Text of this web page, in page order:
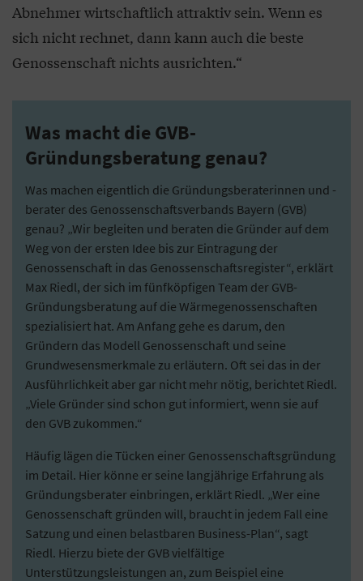
Abnehmer wirtschaftlich attraktiv sein. Wenn es
sich nicht rechnet, dann kann auch die beste
Genossenschaft nichts ausrichten.“
Was macht die GVB-
Gründungsberatung genau?
Was machen eigentlich die Gründungsberaterinnen und -
berater des Genossenschaftsverbands Bayern (GVB)
genau? „Wir begleiten und beraten die Gründer auf dem
Weg von der ersten Idee bis zur Eintragung der
Genossenschaft in das Genossenschaftsregister“, erklärt
Max Riedl, der sich im fünfköpfigen Team der GVB-
Gründungsberatung auf die Wärmegenossenschaften
spezialisiert hat. Am Anfang gehe es darum, den
Gründern das Modell Genossenschaft und seine
Grundwesensmerkmale zu erläutern. Oft sei das in der
Ausführlichkeit aber gar nicht mehr nötig, berichtet Riedl.
„Viele Gründer sind schon gut informiert, wenn sie auf
den GVB zukommen.“
Häufig lägen die Tücken einer Genossenschaftsgründung
im Detail. Hier könne er seine langjährige Erfahrung als
Gründungsberater einbringen, erklärt Riedl. „Wer eine
Genossenschaft gründen will, braucht in jedem Fall eine
Satzung und einen belastbaren Business-Plan“, sagt
Riedl. Hierzu biete der GVB vielfältige
Unterstützungsleistungen an, zum Beispiel eine